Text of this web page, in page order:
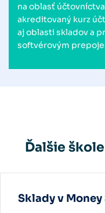
na oblasť
akreditovaný kurz
aj oblasti skladov a
softvérovým
Ďalšie
Sklady v Money